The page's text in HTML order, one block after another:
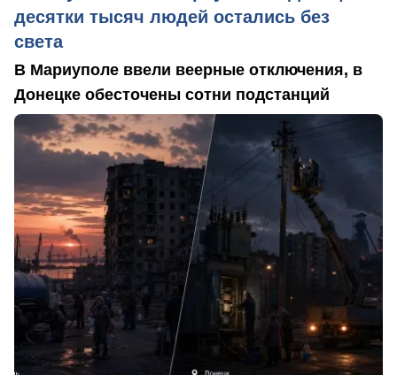
десятки тысяч людей остались без
света
В Мариуполе ввели веерные отключения, в
Донецке обесточены сотни подстанций